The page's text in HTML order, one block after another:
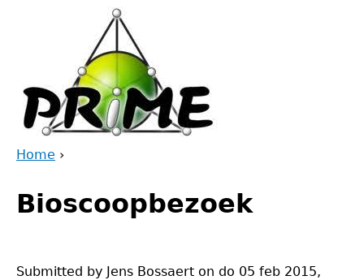
are
Home ›
to
top
Bioscoopbezoek
Submitted by Jens Bossaert on do 05 feb 2015,